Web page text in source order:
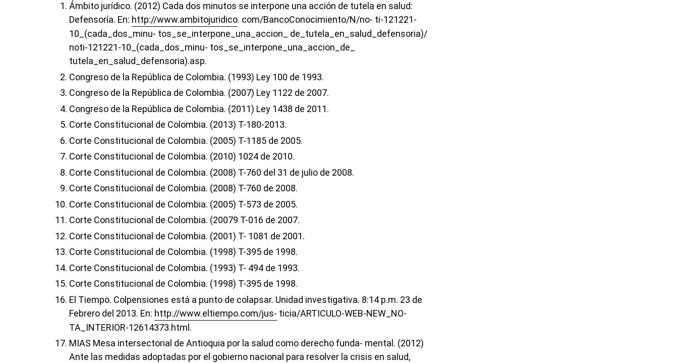
Ámbito jurídico. (2012) Cada dos minutos se interpone una acción de tutela en salud:
Defensoría. En: http://www.ambitojuridico. com/BancoConocimiento/N/no- ti-121221-
10_(cada_dos_minu- tos_se_interpone_una_accion_ de_tutela_en_salud_defensoria)/
noti-121221-10_(cada_dos_minu- tos_se_interpone_una_accion_de_
tutela_en_salud_defensoria).asp.
Congreso de la República de Colombia. (1993) Ley 100 de 1993.
Congreso de la República de Colombia. (2007) Ley 1122 de 2007.
Congreso de la República de Colombia. (2011) Ley 1438 de 2011.
Corte Constitucional de Colombia. (2013) T-180-2013.
Corte Constitucional de Colombia. (2005) T-1185 de 2005.
Corte Constitucional de Colombia. (2010) 1024 de 2010.
Corte Constitucional de Colombia. (2008) T-760 del 31 de julio de 2008.
Corte Constitucional de Colombia. (2008) T-760 de 2008.
Corte Constitucional de Colombia. (2005) T-573 de 2005.
Corte Constitucional de Colombia. (20079 T-016 de 2007.
Corte Constitucional de Colombia. (2001) T- 1081 de 2001.
Corte Constitucional de Colombia. (1998) T-395 de 1998.
Corte Constitucional de Colombia. (1993) T- 494 de 1993.
Corte Constitucional de Colombia. (1998) T-395 de 1998.
El Tiempo. Colpensiones está a punto de colapsar. Unidad investigativa. 8:14 p.m. 23 de
Febrero del 2013. En: http://www.eltiempo.com/jus- ticia/ARTICULO-WEB-NEW_NO-
TA_INTERIOR-12614373.html.
MIAS Mesa intersectorial de Antioquia por la salud como derecho funda- mental. (2012)
Ante las medidas adoptadas por el gobierno nacional para resolver la crisis en salud,